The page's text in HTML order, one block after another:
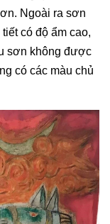
Ngoài ra sơn
có độ ẩm cao,
sơn không được
có các màu chủ